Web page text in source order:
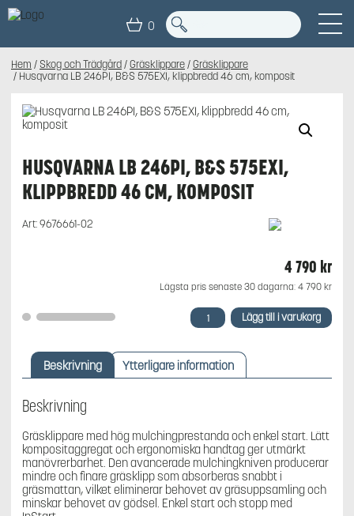
0
Hem / Skog och Trädgård/Gräsklippare/Gräsklippare
/ Husqvarna LB 246PI, B&S 575EXI, klippbredd 46 cm, komposit
HUSQVARNA LB 246PI, B&S 575EXI,
KLIPPBREDD 46 CM, KOMPOSIT
Art:9676661-02
4 790 kr
Lägsta pris senaste 30 dagarna: 4 790 kr
Husqvarna
LB
B&S
575EXI,
komposit
mängd
Lägg till i varukorg
Beskrivning Ytterligare information
Beskrivning
Gräsklippare med hög mulchingprestanda och enkel start. Lätt
kompositaggregat och ergonomiska handtag ger utmärkt
manövrerbarhet. Den avancerade mulchingkniven producerar
mindre och finare gräsklipp som absorberas snabbt i
gräsmattan, vilket eliminerar behovet av gräsuppsamling och
minskar behovet av gödsel. Enkel start och stopp med